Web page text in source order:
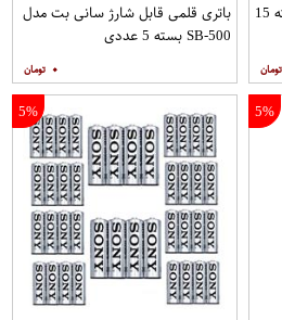
باتری سکه ای مدل CR2016 بسته 15
باتری قلمی قابل شارژ سانی بت مدل
SB-500 بسته 5 عددی
۰
5%
5%